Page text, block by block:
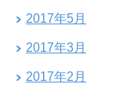
2017年5月
2017年3月
2017年2月